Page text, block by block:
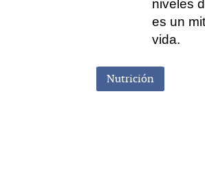
niveles
es un
vida.
Nutrición